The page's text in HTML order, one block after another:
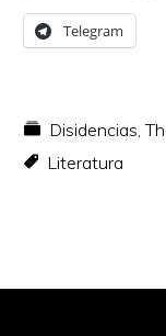
Telegram
Disidencias,
Literatura